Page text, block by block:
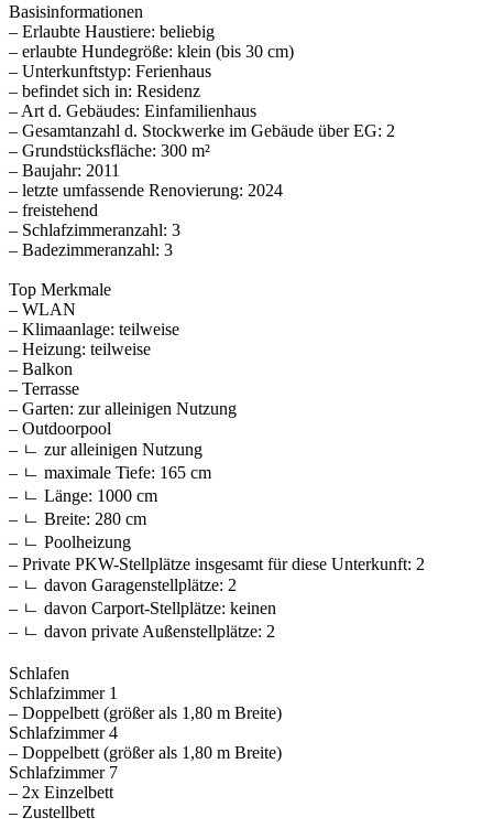
Basisinformationen
– Erlaubte Haustiere: beliebig
– erlaubte Hundegröße: klein (bis 30 cm)
– Unterkunftstyp: Ferienhaus
– befindet sich in: Residenz
– Art d. Gebäudes: Einfamilienhaus
– Gesamtanzahl d. Stockwerke im Gebäude über EG: 2
– Grundstücksfläche: 300 m²
– Baujahr: 2011
– letzte umfassende Renovierung: 2024
– freistehend
– Schlafzimmeranzahl: 3
– Badezimmeranzahl: 3
Top Merkmale
– WLAN
– Klimaanlage: teilweise
– Heizung: teilweise
– Balkon
– Terrasse
– Garten: zur alleinigen Nutzung
– Outdoorpool
– ㄴ zur alleinigen Nutzung
– ㄴ maximale Tiefe: 165 cm
– ㄴ Länge: 1000 cm
– ㄴ Breite: 280 cm
– ㄴ Poolheizung
– Private PKW-Stellplätze insgesamt für diese Unterkunft: 2
– ㄴ davon Garagenstellplätze: 2
– ㄴ davon Carport-Stellplätze: keinen
– ㄴ davon private Außen­stellplätze: 2
Schlafen
Schlafzimmer 1
– Doppelbett (größer als 1,80 m Breite)
Schlafzimmer 4
– Doppelbett (größer als 1,80 m Breite)
Schlafzimmer 7
– 2x Einzelbett
– Zustellbett